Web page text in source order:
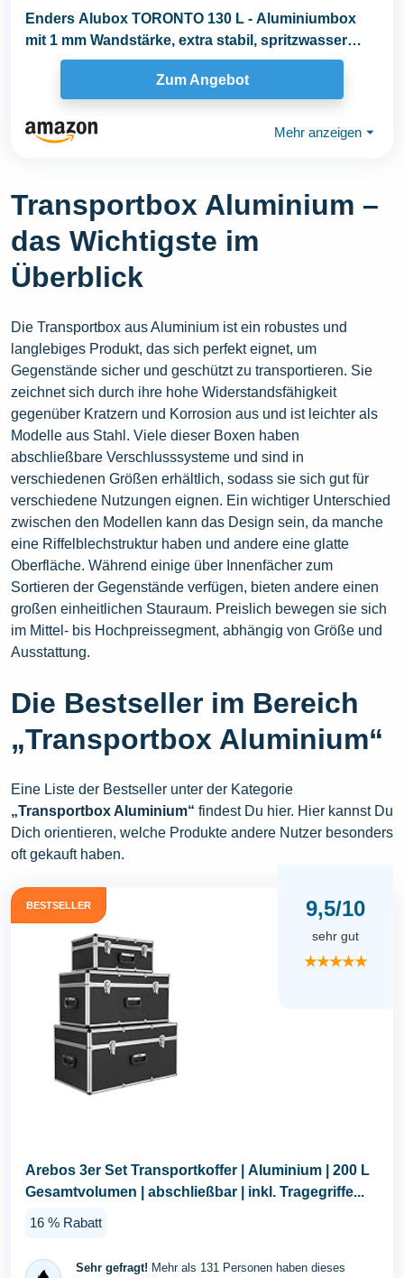
Enders Alubox TORONTO 130 L - Aluminiumbox
mit 1 mm Wandstärke, extra stabil, spritzwasser
und...
Zum Angebot
Mehr anzeigen ⏷
Transportbox Aluminium –
das Wichtigste im
Überblick
Die Transportbox aus Aluminium ist ein robustes und
langlebiges Produkt, das sich perfekt eignet, um
Gegenstände sicher und geschützt zu transportieren. Sie
zeichnet sich durch ihre hohe Widerstandsfähigkeit
gegenüber Kratzern und Korrosion aus und ist leichter als
Modelle aus Stahl. Viele dieser Boxen haben
abschließbare Verschlusssysteme und sind in
verschiedenen Größen erhältlich, sodass sie sich gut für
verschiedene Nutzungen eignen. Ein wichtiger Unterschied
zwischen den Modellen kann das Design sein, da manche
eine Riffelblechstruktur haben und andere eine glatte
Oberfläche. Während einige über Innenfächer zum
Sortieren der Gegenstände verfügen, bieten andere einen
großen einheitlichen Stauraum. Preislich bewegen sie sich
im Mittel- bis Hochpreissegment, abhängig von Größe und
Ausstattung.
Die Bestseller im Bereich
„Transportbox Aluminium“
Eine Liste der Bestseller unter der Kategorie
„Transportbox Aluminium“ findest Du hier. Hier kannst Du
Dich orientieren, welche Produkte andere Nutzer besonders
oft gekauft haben.
BESTSELLER 9,5/10
sehr gut
★★★★★
Arebos 3er Set Transportkoffer | Aluminium | 200 L
Gesamtvolumen | abschließbar | inkl. Tragegriffe...
16 % Rabatt
Sehr gefragt! Mehr als 131 Personen haben dieses